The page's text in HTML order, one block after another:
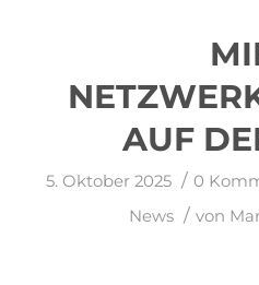
AUF
5. Oktober 2025 / 0
News / von